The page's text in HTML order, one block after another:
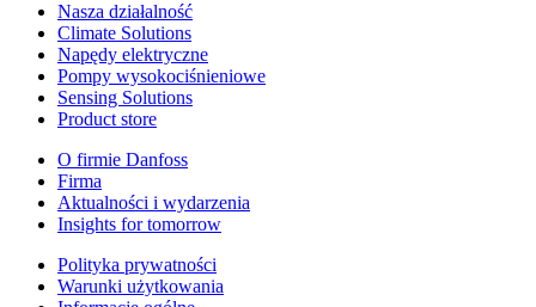
Nasza działalność
Climate Solutions
Napędy elektryczne
Pompy wysokociśnieniowe
Sensing Solutions
Product store
O firmie Danfoss
Firma
Aktualności i wydarzenia
Insights for tomorrow
Polityka prywatności
Warunki użytkowania